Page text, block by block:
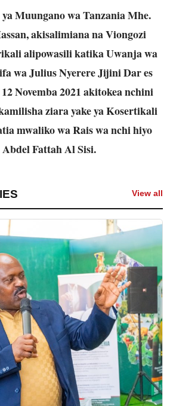
Muungano wa Tanzania Mhe.
akisalimiana na Viongozi
alipowasili katika Uwanja wa
wa Julius Nyerere Jijini Dar es
Novemba 2021 akitokea nchini
ziara yake ya Kosertikali
mwaliko wa Rais wa nchi hiyo
Fattah Al Sisi.
View all